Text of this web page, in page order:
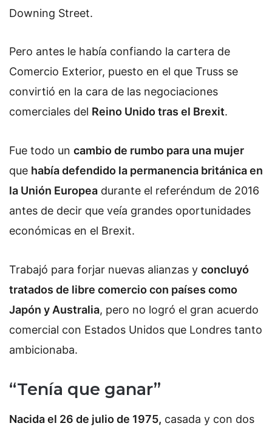
Downing Street.
Pero antes le había confiando la cartera de
Comercio Exterior, puesto en el que Truss se
convirtió en la cara de las negociaciones
comerciales del Reino Unido tras el Brexit.
Fue todo un cambio de rumbo para una mujer
que había defendido la permanencia británica en
la Unión Europea durante el referéndum de 2016
antes de decir que veía grandes oportunidades
económicas en el Brexit.
Trabajó para forjar nuevas alianzas y concluyó
tratados de libre comercio con países como
Japón y Australia, pero no logró el gran acuerdo
comercial con Estados Unidos que Londres tanto
ambicionaba.
“Tenía que ganar”
Nacida el 26 de julio de 1975, casada y con dos